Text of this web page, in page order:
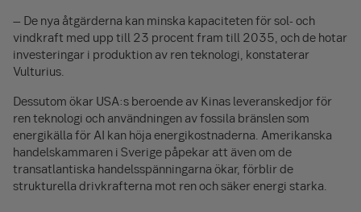
– De nya åtgärderna kan minska kapaciteten för sol- och
vindkraft med upp till 23 procent fram till 2035, och de hotar
investeringar i produktion av ren teknologi, konstaterar
Vulturius.
Dessutom ökar USA:s beroende av Kinas leveranskedjor för
ren teknologi och användningen av fossila bränslen som
energikälla för AI kan höja energikostnaderna. Amerikanska
handelskammaren i Sverige påpekar att även om de
transatlantiska handelsspänningarna ökar, förblir de
strukturella drivkrafterna mot ren och säker energi starka.